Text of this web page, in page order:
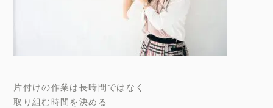
片付けの作業は長時間ではなく
取り組む時間を決める